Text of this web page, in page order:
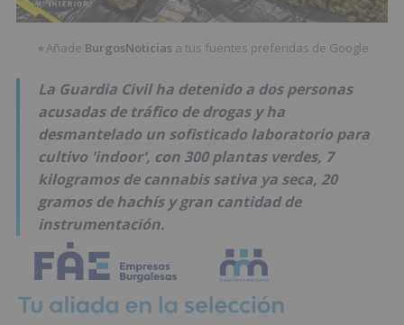
★Añade BurgosNoticias a tus fuentes preferidas de Google
La Guardia Civil ha detenido a dos personas
acusadas de tráfico de drogas y ha
desmantelado un sofisticado laboratorio para
cultivo 'indoor', con 300 plantas verdes, 7
kilogramos de cannabis sativa ya seca, 20
gramos de hachís y gran cantidad de
instrumentación.